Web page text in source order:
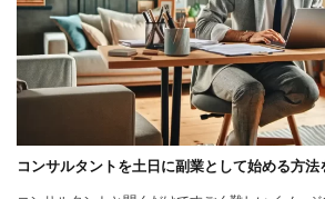
コンサルタントを土日に副業として始める方法